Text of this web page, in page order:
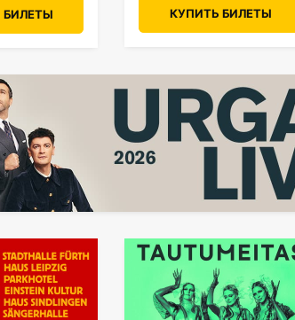
БИЛЕТЫ КУПИТЬ БИЛЕТЫ